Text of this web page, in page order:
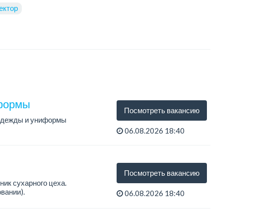
и униформы
Посмотреть вакансию
06.08.2026 18:40
сухарного цеха.
Посмотреть вакансию
06.08.2026 18:40